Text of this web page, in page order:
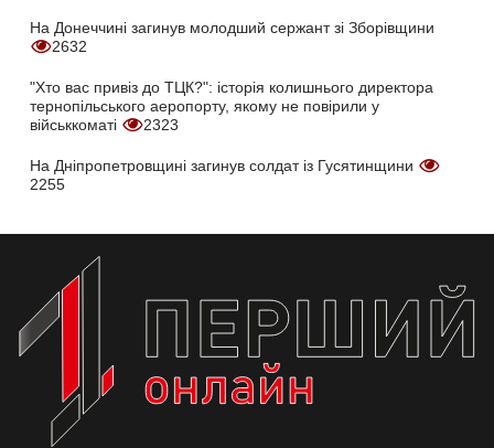
На Донеччині загинув молодший сержант зі Зборівщини
2632
"Хто вас привіз до ТЦК?": історія колишнього директора
тернопільського аеропорту, якому не повірили у
військкоматі
2323
На Дніпропетровщині загинув солдат із Гусятинщини
2255